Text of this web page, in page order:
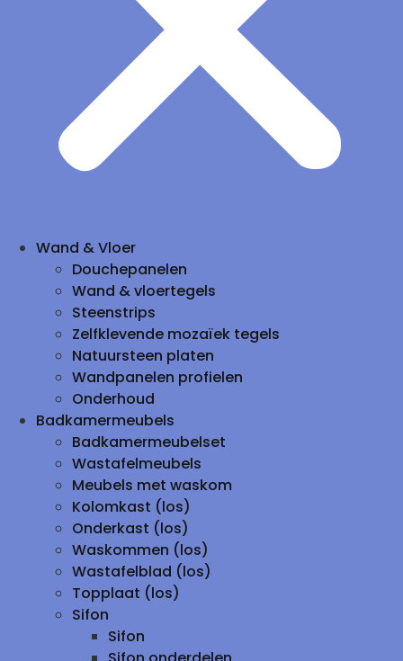
Wand & Vloer
Douchepanelen
Wand & vloertegels
Steenstrips
Zelfklevende mozaïek tegels
Natuursteen platen
Wandpanelen profielen
Onderhoud
Badkamermeubels
Badkamermeubelset
Wastafelmeubels
Meubels met waskom
Kolomkast (los)
Onderkast (los)
Waskommen (los)
Wastafelblad (los)
Topplaat (los)
Sifon
Sifon